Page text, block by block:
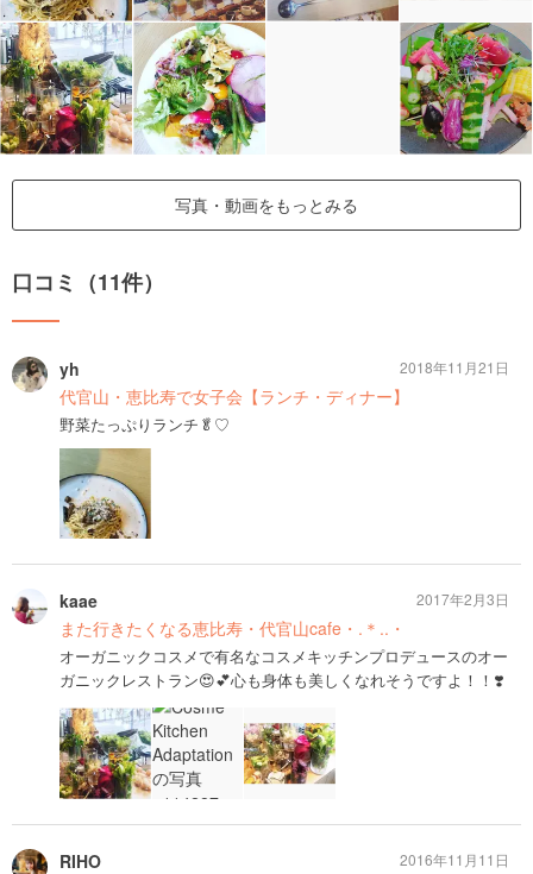
写真・動画をもっとみる
口コミ（11件）
yh
代官山・恵比寿で女子会【ランチ・ディナー】
野菜たっぷりランチ🥬♡
2018年11月21日
kaae
また行きたくなる恵比寿・代官山cafe・.＊..・
オーガニックコスメで有名なコスメキッチンプロデュースのオー
ガニックレストラン😍💕心も身体も美しくなれそうですよ！！❣️
2017年2月3日
RIHO
2016年11月11日